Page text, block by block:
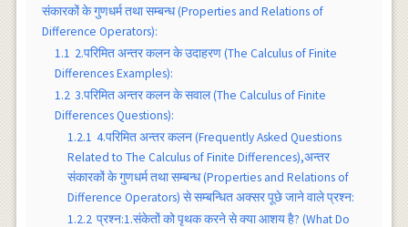
संकारकों के गुणधर्म तथा सम्बन्ध (Properties and Relations of
Difference Operators):
1.1 2.परिमित अन्तर कलन के उदाहरण (The Calculus of Finite
Differences Examples):
1.2 3.परिमित अन्तर कलन के सवाल (The Calculus of Finite
Differences Questions):
1.2.1 4.परिमित अन्तर कलन (Frequently Asked Questions
Related to The Calculus of Finite Differences),अन्तर
संकारकों के गुणधर्म तथा सम्बन्ध (Properties and Relations of
Difference Operators) से सम्बन्धित अक्सर पूछे जाने वाले प्रश्न:
1.2.2 प्रश्न:1.संकेतों को पृथक करने से क्या आशय है? (What Do